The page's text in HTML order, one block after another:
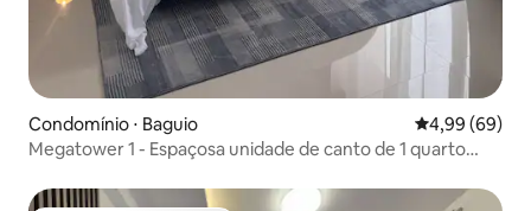
Condomínio ⋅ Baguio 4,99 de uma
4,99 (69)
Megatower 1 - Espaçosa unidade de canto de 1 quarto